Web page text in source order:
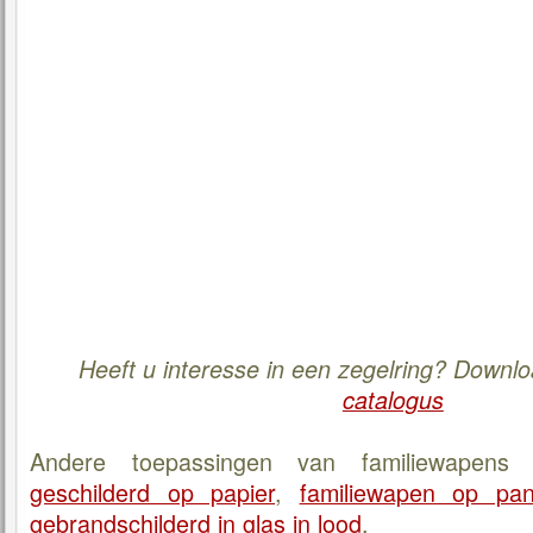
Heeft u interesse in een zegelring?
catalogus
Andere toepassingen van
geschilderd op papier, familiewapen op
gebrandschilderd in glas in lood.